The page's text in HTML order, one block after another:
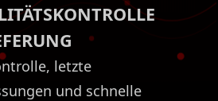
letzte
und schnelle